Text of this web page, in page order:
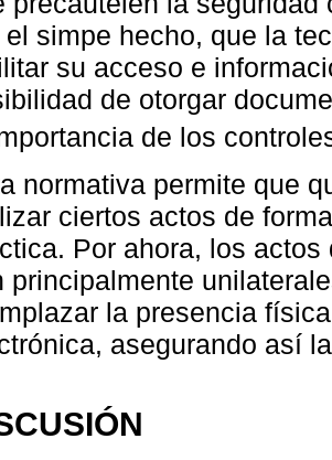
el simpe hecho, que la
su acceso e
de otorgar
de los
normativa permite que
ciertos actos de
Por ahora, los
principalmente
la presencia
asegurando así